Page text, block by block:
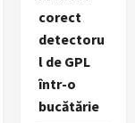
corect
detectoru
l de GPL
într-o
bucătărie